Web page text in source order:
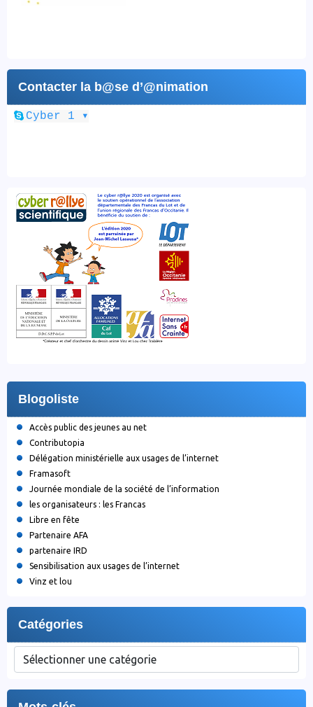
Contacter la b@se d’@nimation
Cyber 1 ▾
Blogoliste
Accès public des jeunes au net
Contributopia
Délégation ministérielle aux usages de l’internet
Framasoft
Journée mondiale de la société de l’information
les organisateurs : les Francas
Libre en fête
Partenaire AFA
partenaire IRD
Sensibilisation aux usages de l’internet
Vinz et lou
Catégories